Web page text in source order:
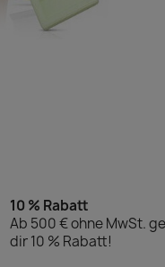
10 % Rabatt
Ab 500 € ohne MwSt.
dir 10 % Rabatt!